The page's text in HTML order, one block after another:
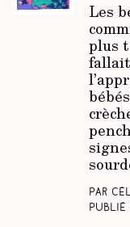
Les
plus
Par
Publié